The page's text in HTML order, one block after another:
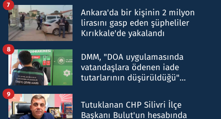
Ankara'da bir kişinin 2 milyon
lirasını gasp eden şüpheliler
Kırıkkale'de yakalandı
7
DMM, "DOA uygulamasında
vatandaşlara ödenen iade
tutarlarının düşürüldüğü"
8
Tutuklanan CHP Silivri İlçe
Başkanı Bulut'un hesabında
9